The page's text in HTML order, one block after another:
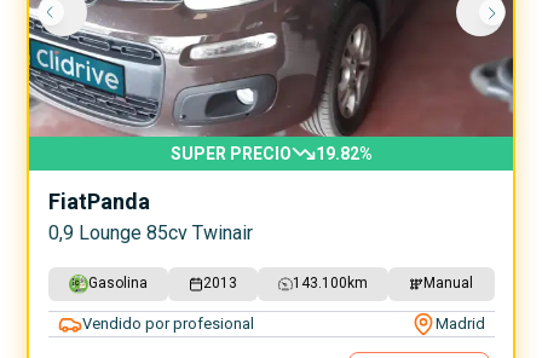
SUPER PRECIO 19.82%
FiatPanda
0,9 Lounge 85cv Twinair
Gasolina 2013 143.100 km Manual
Vendido por profesional Madrid